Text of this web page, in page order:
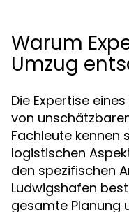
Warum
Umzug
Die Expertise
von
Fachleute kennen
logistischen
den spezifischen
Ludwigshafen
gesamte Planung